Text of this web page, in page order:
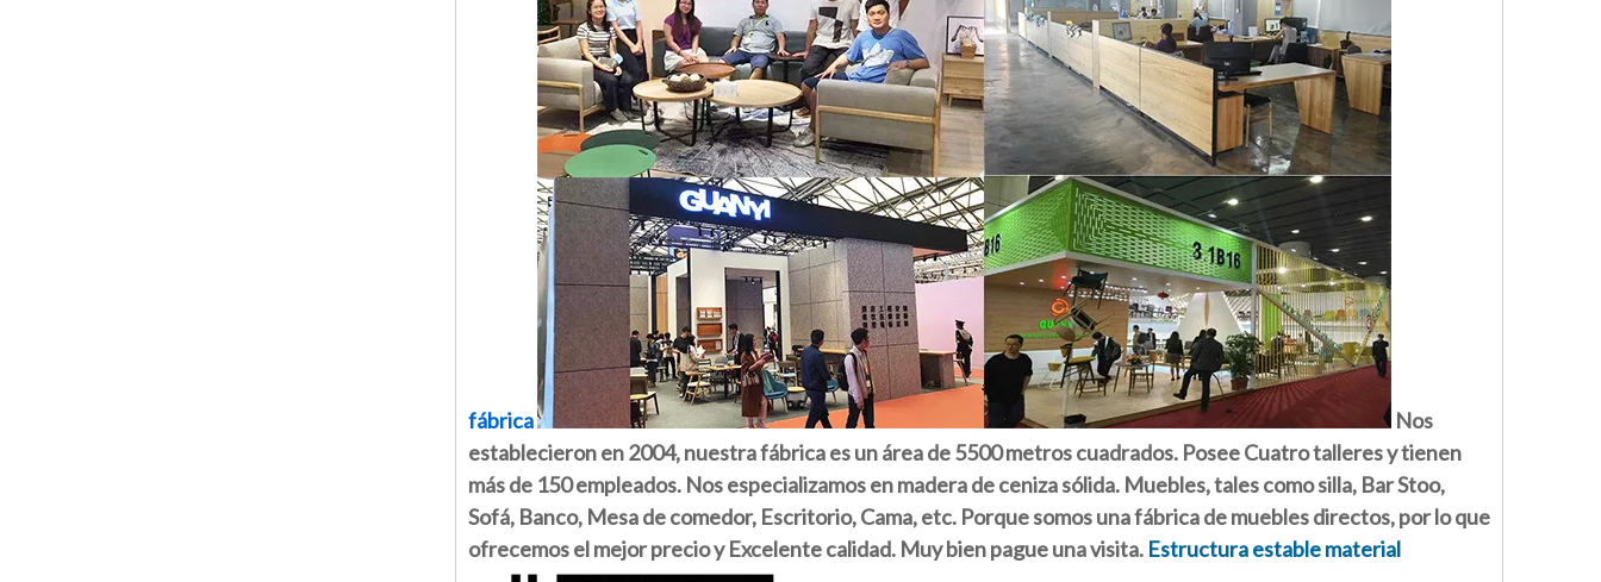
fábrica
Nos
establecieron en 2004, nuestra fábrica es un área de 5500 metros cuadrados. Posee Cuatro talleres y tienen
más de 150 empleados. Nos especializamos en madera de ceniza sólida. Muebles, tales como silla, Bar Stoo,
Sofá, Banco, Mesa de comedor, Escritorio, Cama, etc. Porque somos una fábrica de muebles directos, por lo que
ofrecemos el mejor precio y Excelente calidad. Muy bien pague una visita. Estructura estable material